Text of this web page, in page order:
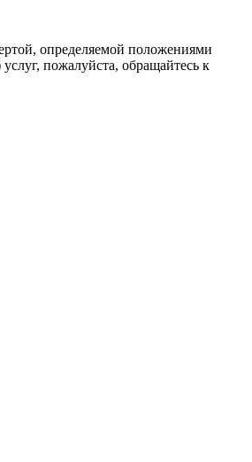
определяемой положениями
пожалуйста, обращайтесь к